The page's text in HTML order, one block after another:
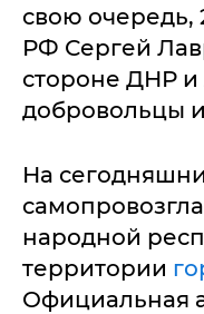
свою очередь,
РФ Сергей
стороне ДНР
добровольцы
На
народной
территории
Официальная